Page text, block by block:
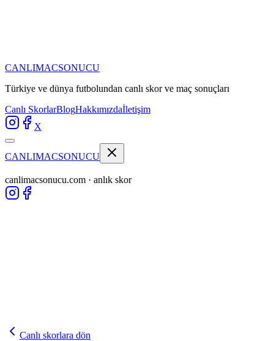
CANLIMACSONUCU
Türkiye ve dünya futbolundan canlı skor ve maç sonuçları
Canlı SkorlarBlogHakkımızdaİletişim
X
CANLIMACSONUCU
canlimacsonucu.com · anlık skor
Canlı skorlara dön